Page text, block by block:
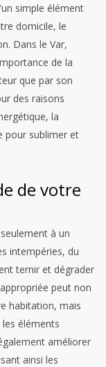
simple élément
domicile, le
Dans le Var,
de la
que par son
des raisons
la
pour sublimer et
de votre
à un
intempéries, du
ternir et dégrader
peut non
habitation, mais
éléments
améliorer
ainsi les